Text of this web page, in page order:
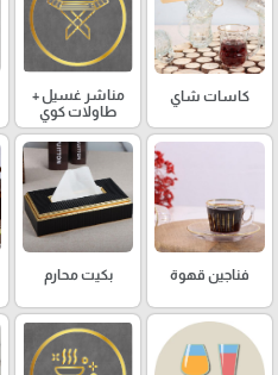
كاسات شاي
مناشر غسيل +
طاولات كوي
فناجين قهوة بكيت محارم